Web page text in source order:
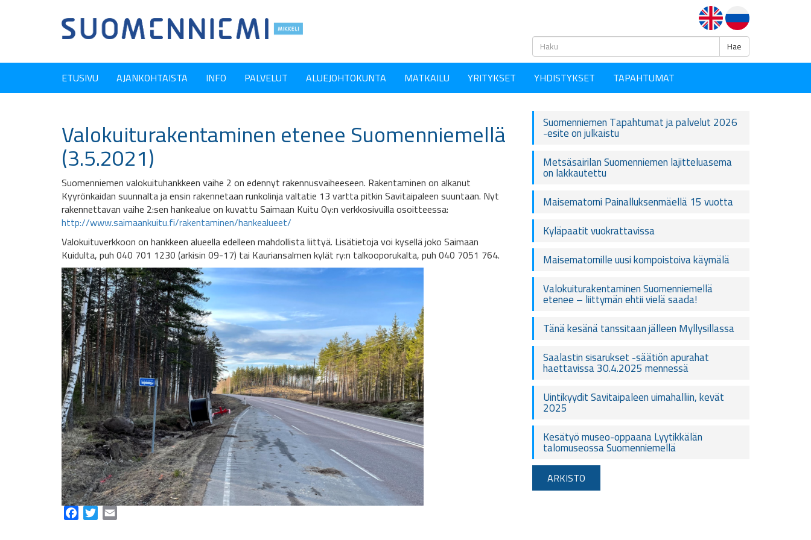
Haku
Hae
ETUSIVU AJANKOHTAISTA INFO PALVELUT ALUEJOHTOKUNTA MATKAILU YRITYKSET YHDISTYKSET TAPAHTUMAT
Valokuiturakentaminen etenee Suomenniemellä
(3.5.2021)
Suomenniemen valokuituhankkeen vaihe 2 on edennyt rakennusvaiheeseen. Rakentaminen on alkanut
Kyyrönkaidan suunnalta ja ensin rakennetaan runkolinja valtatie 13 vartta pitkin Savitaipaleen suuntaan. Nyt
rakennettavan vaihe 2:sen hankealue on kuvattu Saimaan Kuitu Oy:n verkkosivuilla osoitteessa:
http://www.saimaankuitu.fi/rakentaminen/hankealueet/
Valokuituverkkoon on hankkeen alueella edelleen mahdollista liittyä. Lisätietoja voi kysellä joko Saimaan
Kuidulta, puh 040 701 1230 (arkisin 09-17) tai Kauriansalmen kylät ry:n talkooporukalta, puh 040 7051 764.
Facebook
Twitter
Suomenniemen Tapahtumat ja palvelut 2026
-esite on julkaistu
Metsäsairilan Suomenniemen lajitteluasema
on lakkautettu
Maisematorni Painalluksenmäellä 15 vuotta
Kyläpaatit vuokrattavissa
Maisematornille uusi kompoistoiva käymälä
Valokuiturakentaminen Suomenniemellä
etenee – liittymän ehtii vielä saada!
Tänä kesänä tanssitaan jälleen Myllysillassa
Saalastin sisarukset -säätiön apurahat
haettavissa 30.4.2025 mennessä
Uintikyydit Savitaipaleen uimahalliin, kevät
2025
Kesätyö museo-oppaana Lyytikkälän
talomuseossa Suomenniemellä
ARKISTO